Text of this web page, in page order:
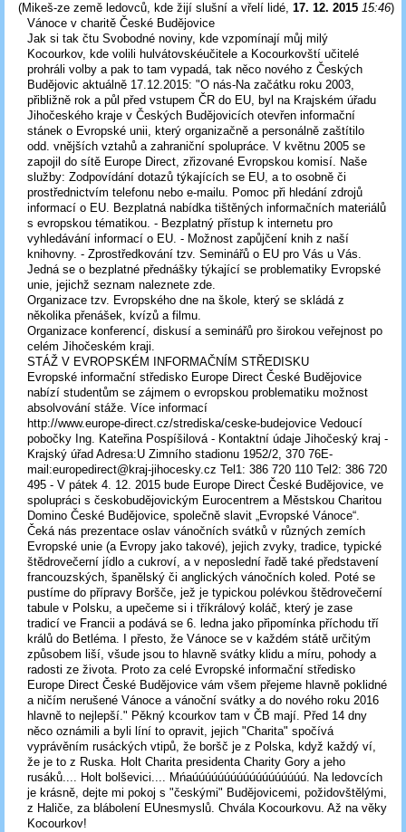
(Mikeš-ze země ledovců, kde žijí slušní a vřelí lidé, 17. 12. 2015 15:46)
Vánoce v charitě České Budějovice
Jak si tak čtu Svobodné noviny, kde vzpomínají můj milý
Kocourkov, kde volili hulvátovskéučitele a Kocourkovští učitelé
prohráli volby a pak to tam vypadá, tak něco nového z Českých
Budějovic aktuálně 17.12.2015: "O nás-Na začátku roku 2003,
přibližně rok a půl před vstupem ČR do EU, byl na Krajském úřadu
Jihočeského kraje v Českých Budějovicích otevřen informační
stánek o Evropské unii, který organizačně a personálně zaštítilo
odd. vnějších vztahů a zahraniční spolupráce. V květnu 2005 se
zapojil do sítě Europe Direct, zřizované Evropskou komisí. Naše
služby: Zodpovídání dotazů týkajících se EU, a to osobně či
prostřednictvím telefonu nebo e-mailu. Pomoc při hledání zdrojů
informací o EU. Bezplatná nabídka tištěných informačních materiálů
s evropskou tématikou. - Bezplatný přístup k internetu pro
vyhledávání informací o EU. - Možnost zapůjčení knih z naší
knihovny. - Zprostředkování tzv. Seminářů o EU pro Vás u Vás.
Jedná se o bezplatné přednášky týkající se problematiky Evropské
unie, jejichž seznam naleznete zde.
Organizace tzv. Evropského dne na škole, který se skládá z
několika přenášek, kvízů a filmu.
Organizace konferencí, diskusí a seminářů pro širokou veřejnost po
celém Jihočeském kraji.
STÁŽ V EVROPSKÉM INFORMAČNÍM STŘEDISKU
Evropské informační středisko Europe Direct České Budějovice
nabízí studentům se zájmem o evropskou problematiku možnost
absolvování stáže. Více informací
http://www.europe-direct.cz/strediska/ceske-budejovice Vedoucí
pobočky Ing. Kateřina Pospíšilová - Kontaktní údaje Jihočeský kraj -
Krajský úřad Adresa:U Zimního stadionu 1952/2, 370 76E-
mail:europedirect@kraj-jihocesky.cz Tel1: 386 720 110 Tel2: 386 720
495 - V pátek 4. 12. 2015 bude Europe Direct České Budějovice, ve
spolupráci s českobudějovickým Eurocentrem a Městskou Charitou
Domino České Budějovice, společně slavit „Evropské Vánoce“.
Čeká nás prezentace oslav vánočních svátků v různých zemích
Evropské unie (a Evropy jako takové), jejich zvyky, tradice, typické
štědrovečerní jídlo a cukroví, a v neposlední řadě také představení
francouzských, španělský či anglických vánočních koled. Poté se
pustíme do přípravy Boršče, jež je typickou polévkou štědrovečerní
tabule v Polsku, a upečeme si i tříkrálový koláč, který je zase
tradicí ve Francii a podává se 6. ledna jako připomínka příchodu tří
králů do Betléma. I přesto, že Vánoce se v každém státě určitým
způsobem liší, všude jsou to hlavně svátky klidu a míru, pohody a
radosti ze života. Proto za celé Evropské informační středisko
Europe Direct České Budějovice vám všem přejeme hlavně poklidné
a ničím nerušené Vánoce a vánoční svátky a do nového roku 2016
hlavně to nejlepší." Pěkný kcourkov tam v ČB mají. Před 14 dny
něco oznámili a byli líní to opravit, jejich "Charita" spočívá
vyprávěním rusáckých vtipů, že boršč je z Polska, když každý ví,
že je to z Ruska. Holt Charita presidenta Charity Gory a jeho
rusáků.... Holt bolševici.... Mńaúúúúúúúúúúúúúúúúúú. Na ledovcích
je krásně, dejte mi pokoj s "českými" Budějovicemi, požidovštělými,
z Haliče, za blábolení EUnesmyslů. Chvála Kocourkovu. Až na věky
Kocourkov!